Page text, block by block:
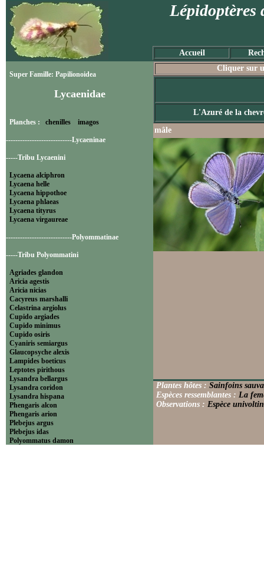
Lépidoptères
Accueil
Super Famille: Papilionoidea
Lycaenidae
Planches : chenilles imagos
----------------------------Lycaeninae
-----Tribu Lycaenini
Lycaena alciphron
Lycaena helle
Lycaena hippothoe
Lycaena phlaeas
Lycaena tityrus
Lycaena virgaureae
----------------------------Polyommatinae
-----Tribu Polyommatini
Agriades glandon
Aricia agestis
Aricia nicias
Cacyreus marshalli
Celastrina argiolus
Cupido argiades
Cupido minimus
Cupido osiris
Cyaniris semiargus
Glaucopsyche alexis
Lampides boeticus
Leptotes pirithous
Lysandra bellargus
Lysandra coridon
Lysandra hispana
Phengaris alcon
Phengaris arion
Plebejus argus
Plebejus idas
Polyommatus damon
Cliquer sur
L'Azuré de la
mâle
Plantes hôtes : Sainfoins
Espèces ressemblantes : La
Observations : Espèce